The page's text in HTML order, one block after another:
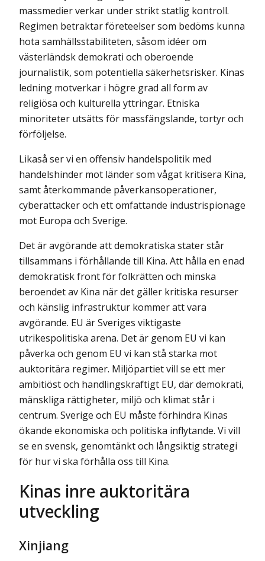
mass­medier verkar under strikt statlig kontroll.
Regimen betraktar företeelser som bedöms kunna
hota samhällsstabiliteten, såsom idéer om
västerländsk demokrati och oberoende
journalistik, som potentiella säkerhetsrisker. Kinas
ledning motverkar i högre grad all form av
religiösa och kulturella yttringar. Etniska
minoriteter utsätts för massfängslande, tortyr och
förföljelse.
Likaså ser vi en offensiv handelspolitik med
handelshinder mot länder som vågat kritisera Kina,
samt återkommande påverkansoperationer,
cyberattacker och ett omfattande industrispionage
mot Europa och Sverige.
Det är avgörande att demokratiska stater står
tillsammans i förhållande till Kina. Att hålla en enad
demokratisk front för folkrätten och minska
beroendet av Kina när det gäller kritiska resurser
och känslig infrastruktur kommer att vara
avgörande. EU är Sveriges viktigaste
utrikespolitiska arena. Det är genom EU vi kan
påverka och genom EU vi kan stå starka mot
auktoritära regimer. Miljöpartiet vill se ett mer
ambitiöst och handlingskraftigt EU, där demokrati,
mänskliga rättigheter, miljö och klimat står i
centrum. Sverige och EU måste förhindra Kinas
ökande ekonomiska och politiska inflytande. Vi vill
se en svensk, genomtänkt och långsiktig strategi
för hur vi ska förhålla oss till Kina.
Kinas inre auktoritära
utveckling
Xinjiang